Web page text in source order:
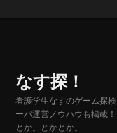
なす探！
看護学生なすのゲーム探
ーバ運営ノウハウも掲載
とか。とかとか。